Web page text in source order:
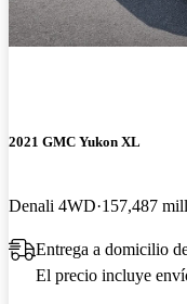
2021 GMC Yukon XL
Denali 4WD 157,487
Entrega a domicilio
El precio incluye